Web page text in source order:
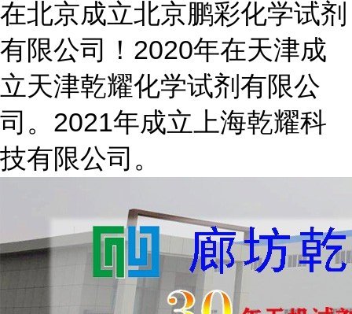
在北京成立北京鹏彩化学试剂
有限公司！2020年在天津成
立天津乾耀化学试剂有限公
司。2021年成立上海乾耀科
技有限公司。